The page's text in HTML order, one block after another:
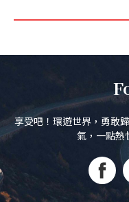
享受吧！環遊世界，勇敢
氣，一點熱